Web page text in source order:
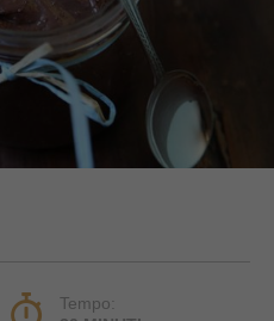
Tempo: